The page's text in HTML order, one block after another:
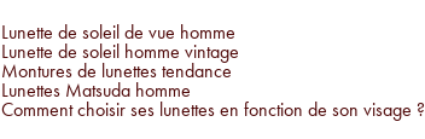
Lunette de soleil de vue homme
Lunette de soleil homme vintage
Montures de lunettes tendance
Lunettes Matsuda homme
Comment choisir ses lunettes en fonction de son visage ?